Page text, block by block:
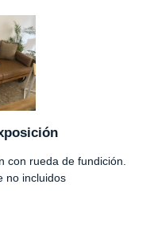
con rueda de fundición.
no incluidos